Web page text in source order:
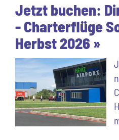
Jetzt buchen:
- Charterflüge
Herbst 2026 »